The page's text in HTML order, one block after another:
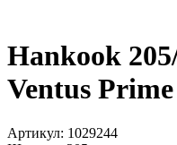
Hankook
Ventus
Артикул: 1029244